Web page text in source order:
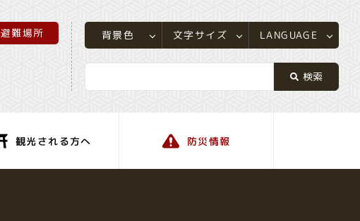
避難場所 背景色 文字サイズ LANGUAGE
観光される方へ 防災情報